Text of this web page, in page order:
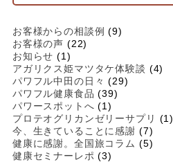
お客様からの相談例 (9)
お客様の声 (22)
お知らせ (1)
アガリクス姫マツタケ体験談 (4)
パワフル中田の日々 (29)
パワフル健康食品 (39)
パワースポットへ (1)
プロテオグリカンゼリーサプリ (1)
今、生きていることに感謝 (7)
健康に感謝。全国旅コラム (5)
健康セミナーレポ (3)